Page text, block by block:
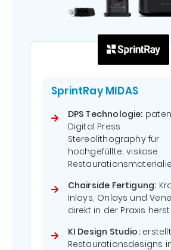
SprintRay MIDAS
DPS Technologie:
Digital Press
Stereolithography für
hochgefüllte, viskose
Chairside Fertigung:
Inlays, Onlays und
direkt in der Praxis
KI Design Studio:erstellt
Restaurationsdesigns